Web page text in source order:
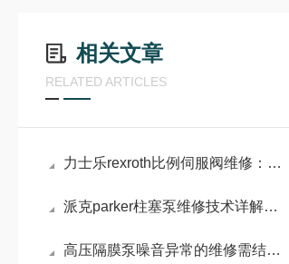
相关文章
RELATED ARTICLES
力士乐rexroth比例伺服阀维修：比例伺服阀精准控制的液压利器
派克parker柱塞泵维修技术详解：常见故障诊断与维护策略
高压隔膜泵噪音异常的维修需结合其工作原理和常见故障点进行系统排查